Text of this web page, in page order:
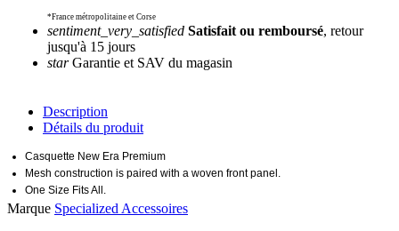
*France métropolitaine et Corse
sentiment_very_satisfied Satisfait ou remboursé, retour
jusqu'à 15 jours
starGarantie et SAV du magasin
Description
Détails du produit
Casquette New Era Premium
Mesh construction is paired with a woven front panel.
One Size Fits All.
Marque Specialized Accessoires